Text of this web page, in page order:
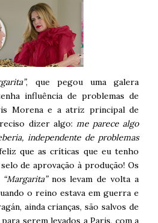
, que pegou uma galera
influência de problemas de
Morena e a atriz principal de
dizer algo: me parece algo
independente de problemas
que as críticas que eu tenho
de aprovação à produção! Os
“Margarita”nos levam de volta a
o reino estava em guerra e
ainda crianças, são salvos de
serem levados a Paris, com a